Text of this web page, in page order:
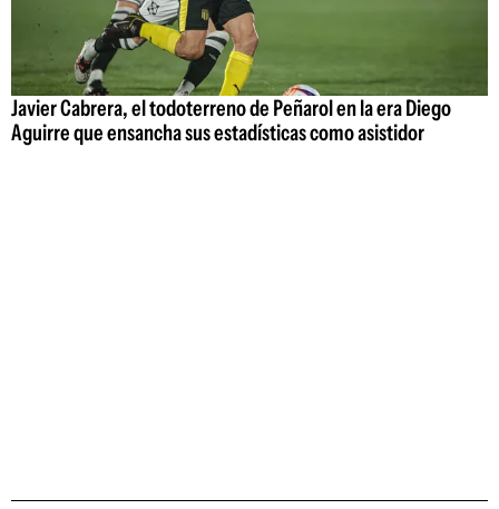
Javier Cabrera, el todoterreno de Peñarol en la era Diego
Aguirre que ensancha sus estadísticas como asistidor